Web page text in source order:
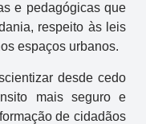
e pedagógicas que
respeito às leis
espaços urbanos.
desde cedo
mais seguro e
de cidadãos